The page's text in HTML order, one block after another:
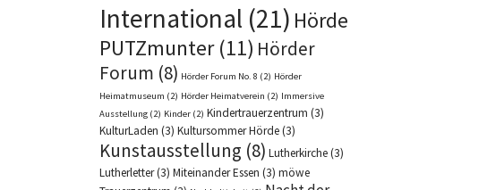
International (21) Hörde
PUTZmunter(11) Hörder
Forum (8) Hörder Forum No. 8 (2) Hörder
Heimatmuseum (2) Hörder Heimatverein (2) Immersive
Ausstellung (2) Kinder (2) Kindertrauerzentrum (3)
KulturLaden (3) Kultursommer Hörde(3)
Kunstausstellung (8) Lutherkirche(3)
Lutherletter(3) Miteinander Essen (3) möwe